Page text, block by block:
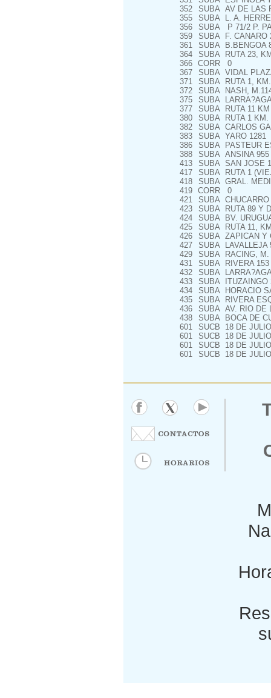
352
SUBA AV DE LAS
355
SUBA L. A.
356
SUBA P 71/2 P.
359
SUBA F. CANARO
361
SUBA B.BENGOA
364
SUBA RUTA 23,
366 CORR 0
367
SUBA VIDAL
371
SUBA RUTA 1,
372
SUBA NASH,
375
SUBA
377
SUBA RUTA 11
380
SUBA RUTA 1
382
SUBA CARLOS
383
SUBA YARO 1281
386
SUBA PASTEUR
388
SUBA ANSINA 955
413
SUBA SAN JOSE
417
SUBA RUTA 1
418
SUBA GRAL.
419 CORR 0
421
SUBA CHUCARRO
423
SUBA RUTA 89 Y
424
SUBA BV.
425
SUBA RUTA 11,
426
SUBA ZAPICAN Y
427
SUBA LAVALLEJA
429
SUBA RACING,
431
SUBA RIVERA 153
432
SUBA
433
SUBA ITUZAINGO
434
SUBA HORACIO
435
SUBA RIVERA
436
SUBA AV. RIO DE
438
SUBA BOCA DE
601
SUCB 18 DE
601
SUCB 18 DE
601
SUCB 18 DE
601
SUCB 18 DE